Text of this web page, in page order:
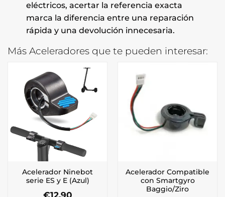
eléctricos, acertar la referencia exacta
marca la diferencia entre una reparación
rápida y una devolución innecesaria.
Más Aceleradores que te pueden interesar:
Acelerador Ninebot
serie ES y E (Azul)
€12,90
Acelerador Compatible
con Smartgyro
Baggio/Ziro